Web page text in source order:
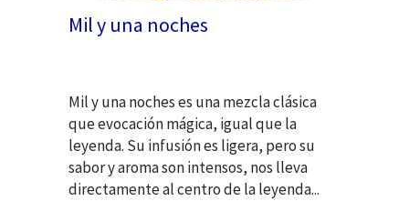
Mil y una noches
Mil y una noches es una mezcla clásica
que evocación mágica, igual que la
leyenda. Su infusión es ligera, pero su
sabor y aroma son intensos, nos lleva
directamente al centro de la leyenda...